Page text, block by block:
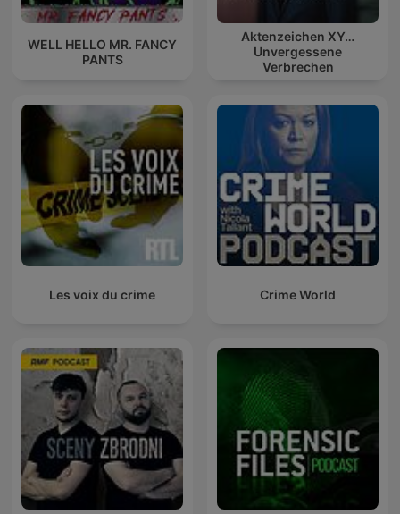
WELL HELLO MR. FANCY
PANTS
Aktenzeichen XY…
Unvergessene
Verbrechen
Les voix du crime Crime World